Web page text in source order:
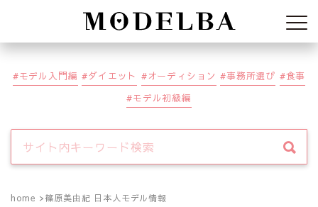
Modelba
モデル入門編 ダイエット オーディション 事務所選び
食事
モデル初級編
home 篠原美由紀 日本人モデル情報